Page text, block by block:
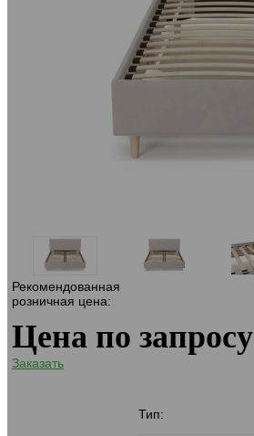
Рекомендованная
розничная цена:
Цена по запросу
Заказать
Тип: